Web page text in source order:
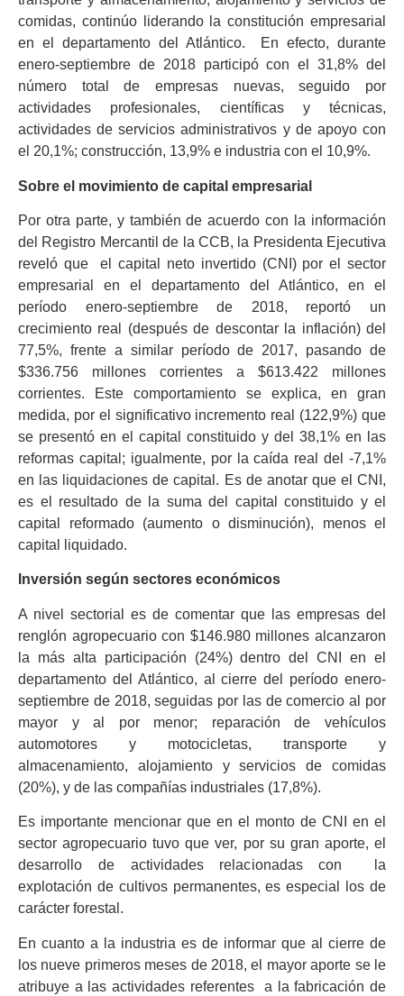
comidas, continúo liderando la constitución empresarial
en el departamento del Atlántico. En efecto, durante
enero-septiembre de 2018 participó con el 31,8% del
número total de empresas nuevas, seguido por
actividades profesionales, científicas y técnicas,
actividades de servicios administrativos y de apoyo con
el 20,1%; construcción, 13,9% e industria con el 10,9%.
Sobre el movimiento de capital empresarial
Por otra parte, y también de acuerdo con la información
del Registro Mercantil de la CCB, la Presidenta Ejecutiva
reveló que el capital neto invertido (CNI) por el sector
empresarial en el departamento del Atlántico, en el
período enero-septiembre de 2018, reportó un
crecimiento real (después de descontar la inflación) del
77,5%, frente a similar período de 2017, pasando de
$336.756 millones corrientes a $613.422 millones
corrientes. Este comportamiento se explica, en gran
medida, por el significativo incremento real (122,9%) que
se presentó en el capital constituido y del 38,1% en las
reformas capital; igualmente, por la caída real del -7,1%
en las liquidaciones de capital. Es de anotar que el CNI,
es el resultado de la suma del capital constituido y el
capital reformado (aumento o disminución), menos el
capital liquidado.
Inversión según sectores económicos
A nivel sectorial es de comentar que las empresas del
renglón agropecuario con $146.980 millones alcanzaron
la más alta participación (24%) dentro del CNI en el
departamento del Atlántico, al cierre del período enero-
septiembre de 2018, seguidas por las de comercio al por
mayor y al por menor; reparación de vehículos
automotores y motocicletas, transporte y
almacenamiento, alojamiento y servicios de comidas
(20%), y de las compañías industriales (17,8%).
Es importante mencionar que en el monto de CNI en el
sector agropecuario tuvo que ver, por su gran aporte, el
desarrollo de actividades relacionadas con la
explotación de cultivos permanentes, es especial los de
carácter forestal.
En cuanto a la industria es de informar que al cierre de
los nueve primeros meses de 2018, el mayor aporte se le
atribuye a las actividades referentes a la fabricación de